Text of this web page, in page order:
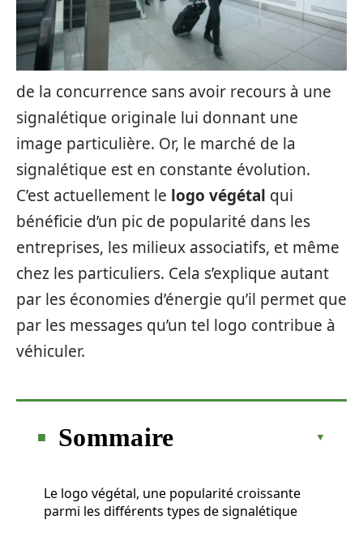
de la concurrence sans avoir recours à une
signalétique originale lui donnant une
image particulière. Or, le marché de la
signalétique est en constante évolution.
C’est actuellement le logo végétal qui
bénéficie d’un pic de popularité dans les
entreprises, les milieux associatifs, et même
chez les particuliers. Cela s’explique autant
par les économies d’énergie qu’il permet que
par les messages qu’un tel logo contribue à
véhiculer.
Sommaire
Le logo végétal, une popularité croissante
parmi les différents types de signalétique